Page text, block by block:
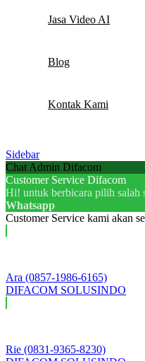
Jasa Video AI
Blog
Kontak Kami
Sidebar
Chat Admin Difacom
Customer Service Difacom
Hi! untuk berbicara pilih salah
Whatsapp
Customer Service kami akan
Ara (0857-1986-6165)
DIFACOM SOLUSINDO
Rie (0831-9365-8230)